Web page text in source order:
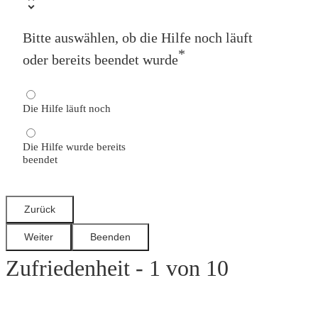
Bitte auswählen, ob die Hilfe noch läuft
oder bereits beendet wurde*
Die Hilfe läuft noch
Die Hilfe wurde bereits
beendet
Zufriedenheit - 1 von 10